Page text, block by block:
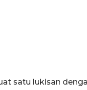
satu lukisan